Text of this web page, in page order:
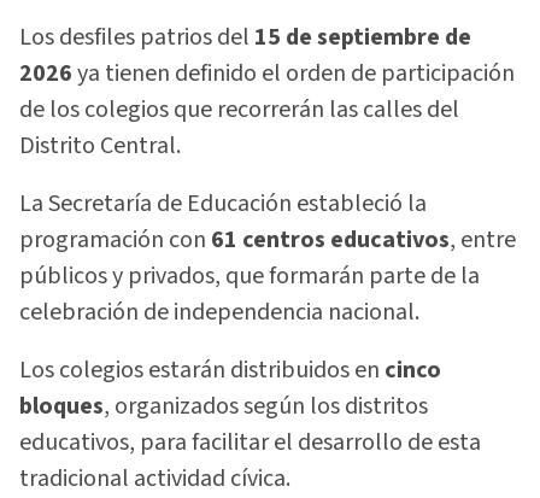
Los desfiles patrios del 15 de septiembre de
2026ya tienen definido el orden de participación
de los colegios que recorrerán las calles del
Distrito Central.
La Secretaría de Educación estableció la
programación con 61 centros educativos, entre
públicos y privados, que formarán parte de la
celebración de independencia nacional.
Los colegios estarán distribuidos en cinco
bloques, organizados según los distritos
educativos, para facilitar el desarrollo de esta
tradicional actividad cívica.